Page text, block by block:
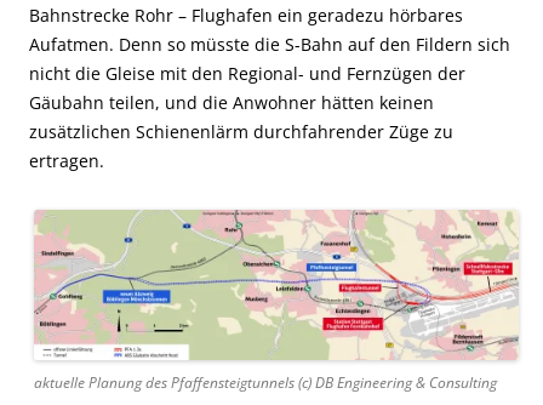
Bahnstrecke Rohr – Flughafen ein geradezu hörbares
Aufatmen. Denn so müsste die S-Bahn auf den Fildern sich
nicht die Gleise mit den Regional- und Fernzügen der
Gäubahn teilen, und die Anwohner hätten keinen
zusätzlichen Schienenlärm durchfahrender Züge zu
ertragen.
aktuelle Planung des Pfaffensteigtunnels (c) DB Engineering & Consulting